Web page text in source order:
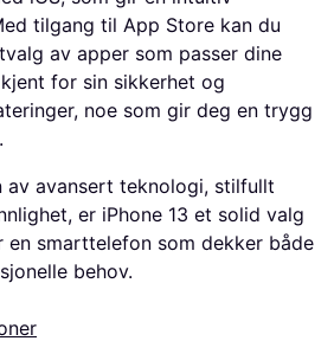
tilgang til App Store kan du
av apper som passer dine
for sin sikkerhet og
noe som gir deg en trygg
av avansert teknologi, stilfullt
er iPhone 13 et solid valg
en smarttelefon som dekker både
behov.